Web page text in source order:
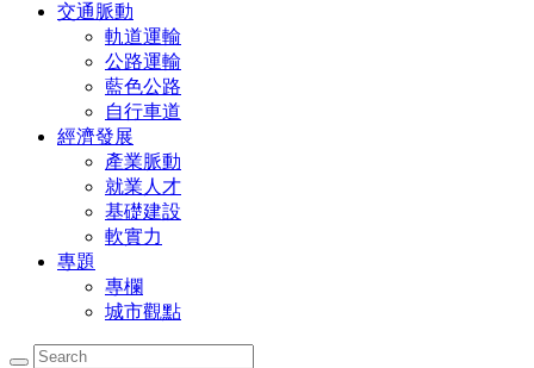
交通脈動
軌道運輸
公路運輸
藍色公路
自行車道
經濟發展
產業脈動
就業人才
基礎建設
軟實力
專題
專欄
城市觀點